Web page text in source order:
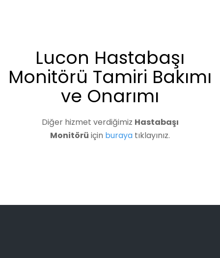
Lucon Hastabaşı
Monitörü Tamiri Bakımı
ve Onarımı
Diğer hizmet verdiğimiz Hastabaşı
Monitörü için buraya tıklayınız.